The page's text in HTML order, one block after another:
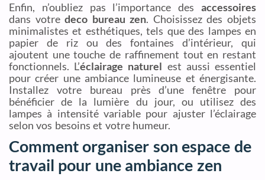
Enfin, n’oubliez pas l’importance des accessoires
dans votredeco bureau zen. Choisissez des objets
minimalistes et esthétiques, tels que des lampes en
papier de riz ou des fontaines d’intérieur, qui
ajoutent une touche de raffinement tout en restant
fonctionnels. L’éclairage naturel est aussi essentiel
pour créer une ambiance lumineuse et énergisante.
Installez votre bureau près d’une fenêtre pour
bénéficier de la lumière du jour, ou utilisez des
lampes à intensité variable pour ajuster l’éclairage
selon vos besoins et votre humeur.
Comment organiser son espace de
travail pour une ambiance zen